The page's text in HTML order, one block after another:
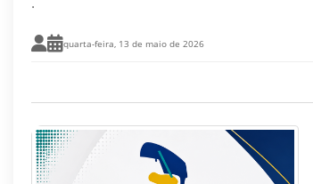
.
quarta-feira, 13 de maio de 2026